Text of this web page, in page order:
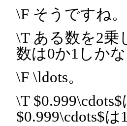
\F そうですね。
\T ある数を2乗
数は0か1しか
\F \ldots。
\T
$0.999\cdots$